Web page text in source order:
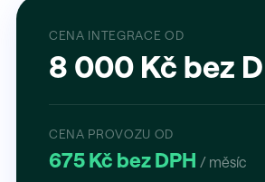
CENA INTEGRACE OD
8 000 Kč bez
CENA PROVOZU OD
675 Kč bez DPH / měsíc